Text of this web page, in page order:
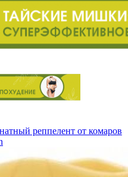
реппелент от комаров